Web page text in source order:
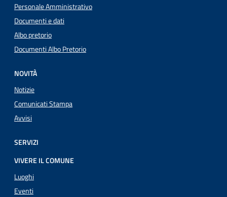
Personale Amministrativo
Documenti e dati
Albo pretorio
Documenti Albo Pretorio
NOVITÀ
Notizie
Comunicati Stampa
Avvisi
SERVIZI
VIVERE IL COMUNE
Luoghi
Eventi